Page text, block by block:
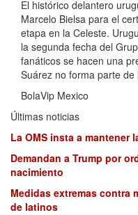
El histórico delantero
Marcelo Bielsa para el
etapa en la Celeste.
la segunda fecha del
fanáticos se hacen una
Suárez no forma parte
BolaVip Mexico
Últimas noticias
La OMS insta a mantener
Demandan a Trump por
nacimiento
Medidas extremas contra
de latinos